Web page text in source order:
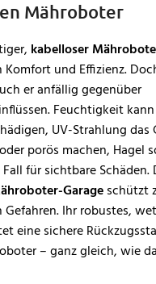
Mähroboter
kabelloser
und Effizienz.
er anfällig gegenüber
Feuchtigkeit
UV-Strahlung das
porös machen, Hagel
für sichtbare Schäden.
Garageschützt
Gefahren. Ihr robustes,
eine sichere
– ganz gleich, wie